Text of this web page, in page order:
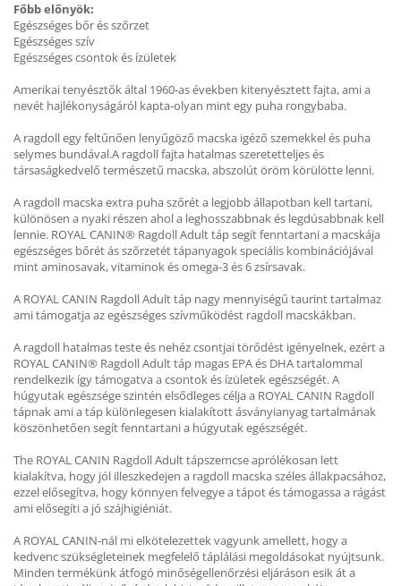
Főbb előnyök:
Egészséges bőr és szőrzet
Egészséges szív
Egészséges csontok és ízületek
Amerikai tenyésztők által 1960-as években kitenyésztett fajta, ami a
nevét hajlékonyságáról kapta-olyan mint egy puha rongybaba.
A ragdoll egy feltűnően lenyűgöző macska igéző szemekkel és puha
selymes bundával.A ragdoll fajta hatalmas szeretetteljes és
társaságkedvelő természetű macska, abszolút öröm körülötte lenni.
A ragdoll macska extra puha szőrét a legjobb állapotban kell tartani,
különösen a nyaki részen ahol a leghosszabbnak és legdúsabbnak kell
lennie. ROYAL CANIN® Ragdoll Adult táp segít fenntartani a macskája
egészséges bőrét ás szőrzetét tápanyagok speciális kombinációjával
mint aminosavak, vitaminok és omega-3 és 6 zsírsavak.
A ROYAL CANIN Ragdoll Adult táp nagy mennyiségű taurint tartalmaz
ami támogatja az egészséges szívműködést ragdoll macskákban.
A ragdoll hatalmas teste és nehéz csontjai törődést igényelnek, ezért a
ROYAL CANIN® Ragdoll Adult táp magas EPA és DHA tartalommal
rendelkezik így támogatva a csontok és ízületek egészségét. A
húgyutak egészsége szintén elsődleges célja a ROYAL CANIN Ragdoll
tápnak ami a táp különlegesen kialakított ásványianyag tartalmának
köszönhetően segít fenntartani a húgyutak egészségét.
The ROYAL CANIN Ragdoll Adult tápszemcse aprólékosan lett
kialakítva, hogy jól illeszkedejen a ragdoll macska széles állakpacsához,
ezzel elősegítva, hogy könnyen felvegye a tápot és támogassa a rágást
ami elősegíti a jó szájhigiéniát.
A ROYAL CANIN-nál mi elkötelezettek vagyunk amellett, hogy a
kedvenc szükségleteinek megfelelő táplálási megoldásokat nyújtsunk.
Minden termékünk átfogó minőségellenőrzési eljáráson esik át a